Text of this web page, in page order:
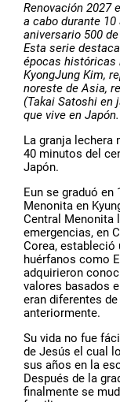
Renovación 2027
a cabo durante
aniversario 500
Esta serie
épocas
KyongJung Kim,
noreste de Asia,
(Takai Satoshi en
que vive en Japón.
La granja lechera
40 minutos del
Japón.
Eun se graduó en
Menonita en
Central Menonita
emergencias, en
Corea, estableció
huérfanos como
adquirieron
valores basados
eran diferentes
anteriormente.
Su vida no fue
de Jesús el cual
sus años en la
Después de la
finalmente se